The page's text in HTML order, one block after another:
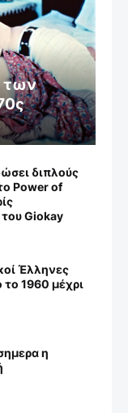
των
διπλούς
Power of
Giokay
Έλληνες
1960 μέχρι
η